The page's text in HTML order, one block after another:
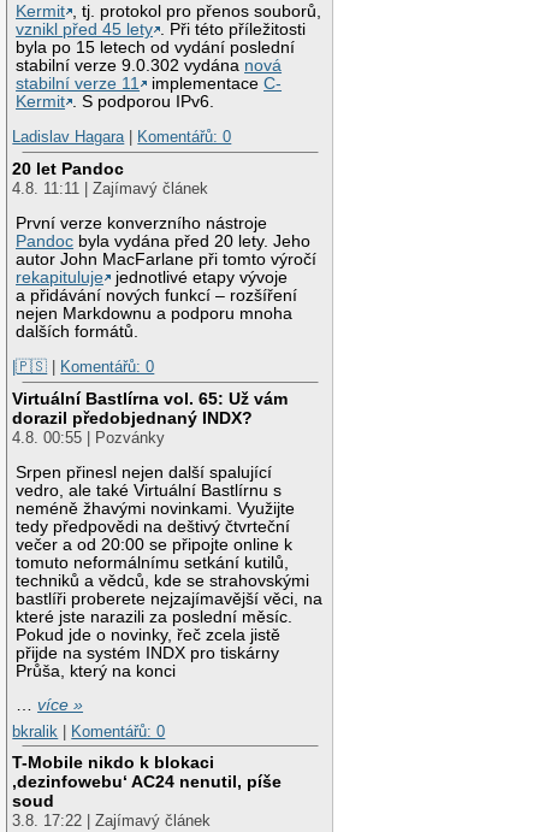
Kermit
, tj. protokol pro přenos souborů,
vznikl před 45 lety
. Při této příležitosti
byla po 15 letech od vydání poslední
stabilní verze 9.0.302 vydána nová
stabilní verze 11
implementaceC-
Kermit
. S podporou IPv6.
Ladislav Hagara| Komentářů: 0
20 let Pandoc
4.8. 11:11 | Zajímavý článek
První verze konverzního nástroje
Pandoc byla vydána před 20 lety. Jeho
autor John MacFarlane při tomto výročí
rekapituluje
jednotlivé etapy vývoje
a přidávání nových funkcí – rozšíření
nejen Markdownu a podporu mnoha
dalších formátů.
|🇵🇸
Komentářů: 0
Virtuální Bastlírna vol. 65: Už vám
dorazil předobjednaný INDX?
4.8. 00:55 | Pozvánky
Srpen přinesl nejen další spalující
vedro, ale také Virtuální Bastlírnu s
neméně žhavými novinkami. Využijte
tedy předpovědi na deštivý čtvrteční
večer a od 20:00 se připojte online k
tomuto neformálnímu setkání kutilů,
techniků a vědců, kde se strahovskými
bastlíři proberete nejzajímavější věci, na
které jste narazili za poslední měsíc.
Pokud jde o novinky, řeč zcela jistě
přijde na systém INDX pro tiskárny
Průša, který na konci
…více »
bkralik | Komentářů: 0
T-Mobile nikdo k blokaci
‚dezinfowebu‘ AC24 nenutil, píše
soud
3.8. 17:22 | Zajímavý článek